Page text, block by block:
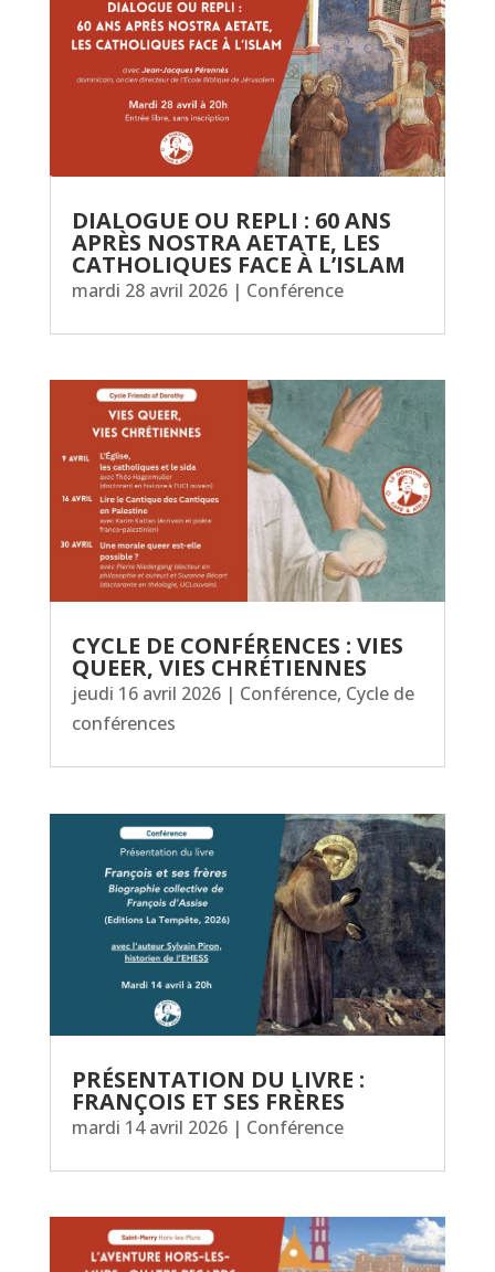
DIALOGUE OU REPLI : 60 ANS
APRÈS NOSTRA AETATE, LES
CATHOLIQUES FACE À L’ISLAM
mardi 28 avril 2026| Conférence
CYCLE DE CONFÉRENCES : VIES
QUEER, VIES CHRÉTIENNES
jeudi 16 avril 2026| Conférence, Cycle de
conférences
PRÉSENTATION DU LIVRE :
FRANÇOIS ET SES FRÈRES
mardi 14 avril 2026| Conférence